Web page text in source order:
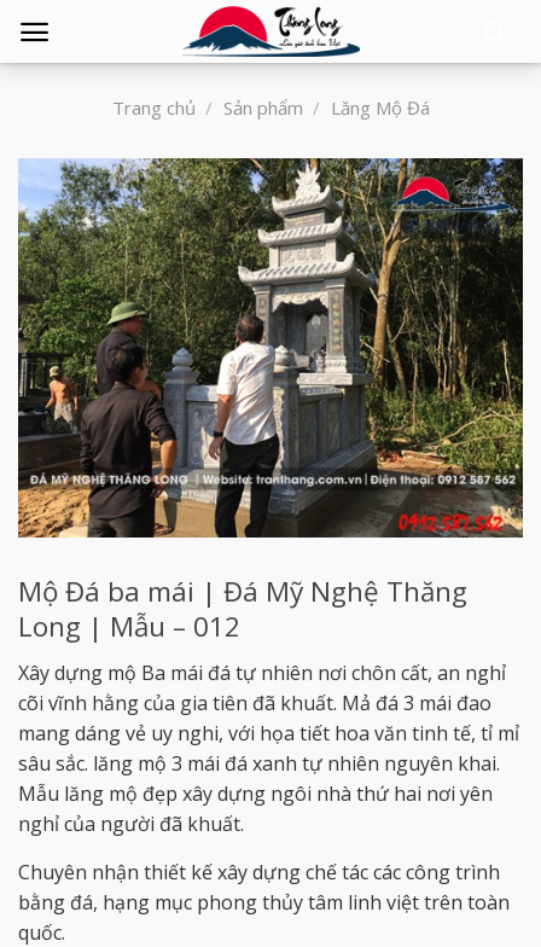
Trang chủ / Sản phẩm / Lăng Mộ Đá
Mộ Đá ba mái | Đá Mỹ Nghệ Thăng
Long | Mẫu – 012
Xây dựng mộ Ba mái đá tự nhiên nơi chôn cất, an nghỉ
cõi vĩnh hằng của gia tiên đã khuất. Mả đá 3 mái đao
mang dáng vẻ uy nghi, với họa tiết hoa văn tinh tế, tỉ mỉ
sâu sắc. lăng mộ 3 mái đá xanh tự nhiên nguyên khai.
Mẫu lăng mộ đẹp xây dựng ngôi nhà thứ hai nơi yên
nghỉ của người đã khuất.
Chuyên nhận thiết kế xây dựng chế tác các công trình
bằng đá, hạng mục phong thủy tâm linh việt trên toàn
quốc.